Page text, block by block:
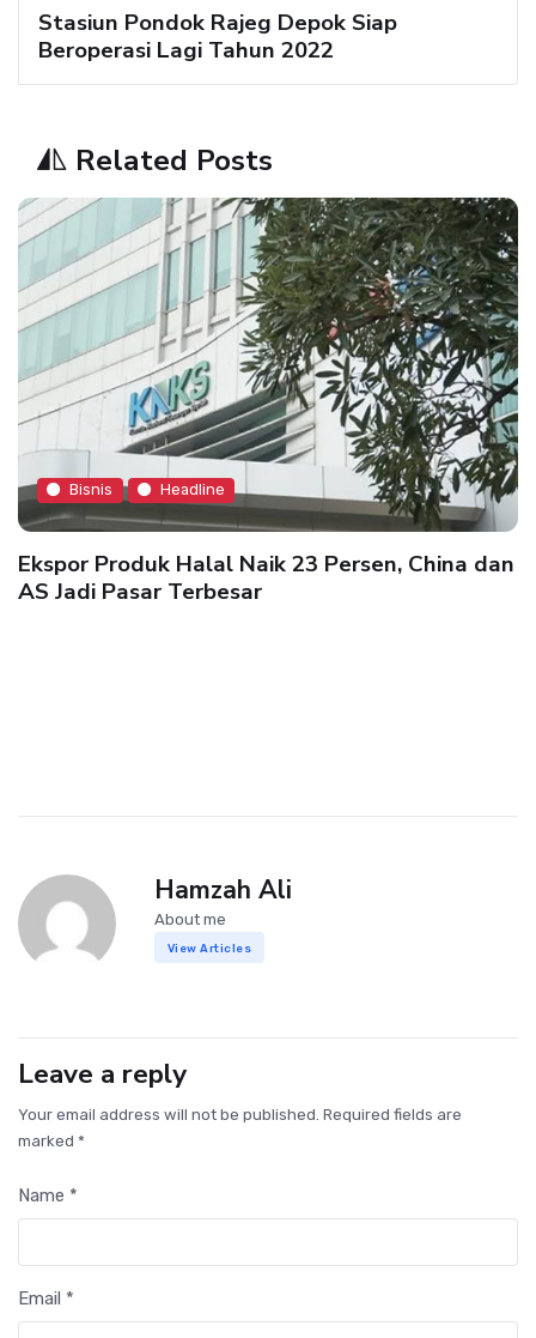
Stasiun Pondok Rajeg Depok Siap
Beroperasi Lagi Tahun 2022
Related Posts
Bisnis Headline
Ekspor Produk Halal Naik 23 Persen, China dan
AS Jadi Pasar Terbesar
Hamzah Ali
About me
View Articles
Leave a reply
Your email address will not be published. Required fields are
marked *
Name *
Email *